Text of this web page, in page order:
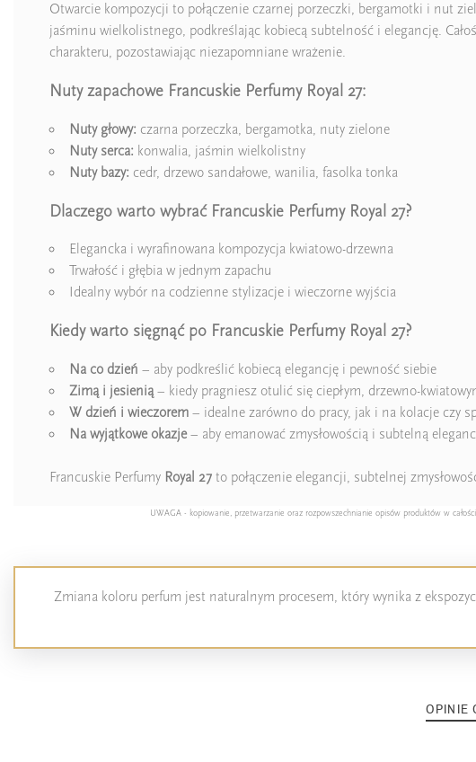
Otwarcie kompozycji to połączenie czarnej porzeczki, bergamotki i nut
jaśminu wielkolistnego, podkreślając kobiecą subtelność i elegancję.
charakteru, pozostawiając niezapomniane wrażenie.
Nuty zapachowe Francuskie Perfumy Royal 27:
Nuty głowy: czarna porzeczka, bergamotka, nuty zielone
Nuty serca: konwalia, jaśmin wielkolistny
Nuty bazy: cedr, drzewo sandałowe, wanilia, fasolka tonka
Dlaczego warto wybrać Francuskie Perfumy Royal 27?
Elegancka i wyrafinowana kompozycja kwiatowo-drzewna
Trwałość i głębia w jednym zapachu
Idealny wybór na codzienne stylizacje i wieczorne wyjścia
Kiedy warto sięgnąć po Francuskie Perfumy Royal 27?
Na co dzień – aby podkreślić kobiecą elegancję i pewność siebie
Zimą i jesienią – kiedy pragniesz otulić się ciepłym, drzewno-
W dzień i wieczorem – idealne zarówno do pracy, jak i na kolacje czy
Na wyjątkowe okazje– aby emanować zmysłowością i subtelną
Francuskie Perfumy Royal 27 to połączenie elegancji, subtelnej
UWAGA - kopiowanie, przetwarzanie oraz rozpowszechnianie opisów produktów w
Zmiana koloru perfum jest naturalnym procesem, który wynika z
OPINIE